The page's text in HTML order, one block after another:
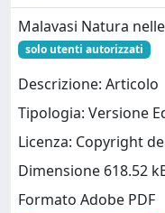
Malavasi Natura
solo utenti autorizzati
Descrizione: Articolo
Tipologia: Versione
Licenza: Copyright
Dimensione 618.52
Formato Adobe PDF